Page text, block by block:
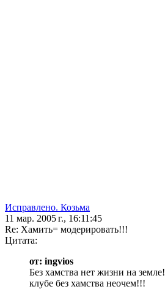
Исправлено. Козьма
11 мар. 2005 г., 16:11:45
Re: Хамить= модерировать!!!
Цитата:
от: ingvios
Без хамства нет жизни на
клубе без хамства неочем!!!